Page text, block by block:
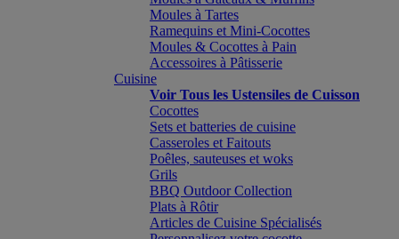
Moules à Tartes
Ramequins et Mini-Cocottes
Moules & Cocottes à Pain
Accessoires à Pâtisserie
Cuisine
Voir Tous les Ustensiles de Cuisson
Cocottes
Sets et batteries de cuisine
Casseroles et Faitouts
Poêles, sauteuses et woks
Grils
BBQ Outdoor Collection
Plats à Rôtir
Articles de Cuisine Spécialisés